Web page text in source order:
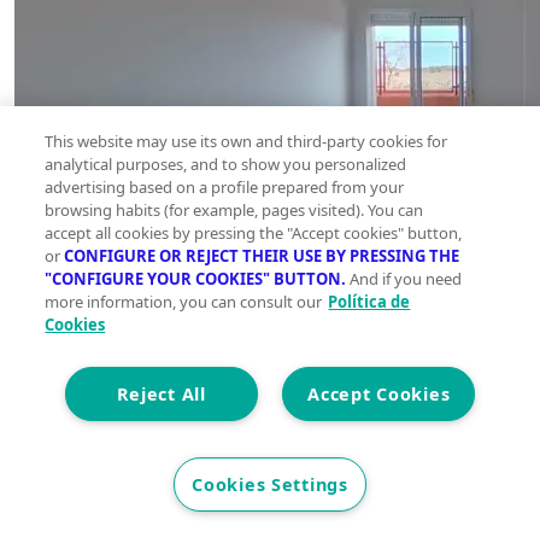
This website may use its own and third-party cookies for
analytical purposes, and to show you personalized
advertising based on a profile prepared from your
browsing habits (for example, pages visited). You can
accept all cookies by pressing the "Accept cookies" button,
orCONFIGURE OR REJECT THEIR USE BY PRESSING THE
"CONFIGURE YOUR COOKIES" BUTTON. And if you need
more information, you can consult our Política de
Cookies
Accept Cookies
Reject All
Cookies Settings